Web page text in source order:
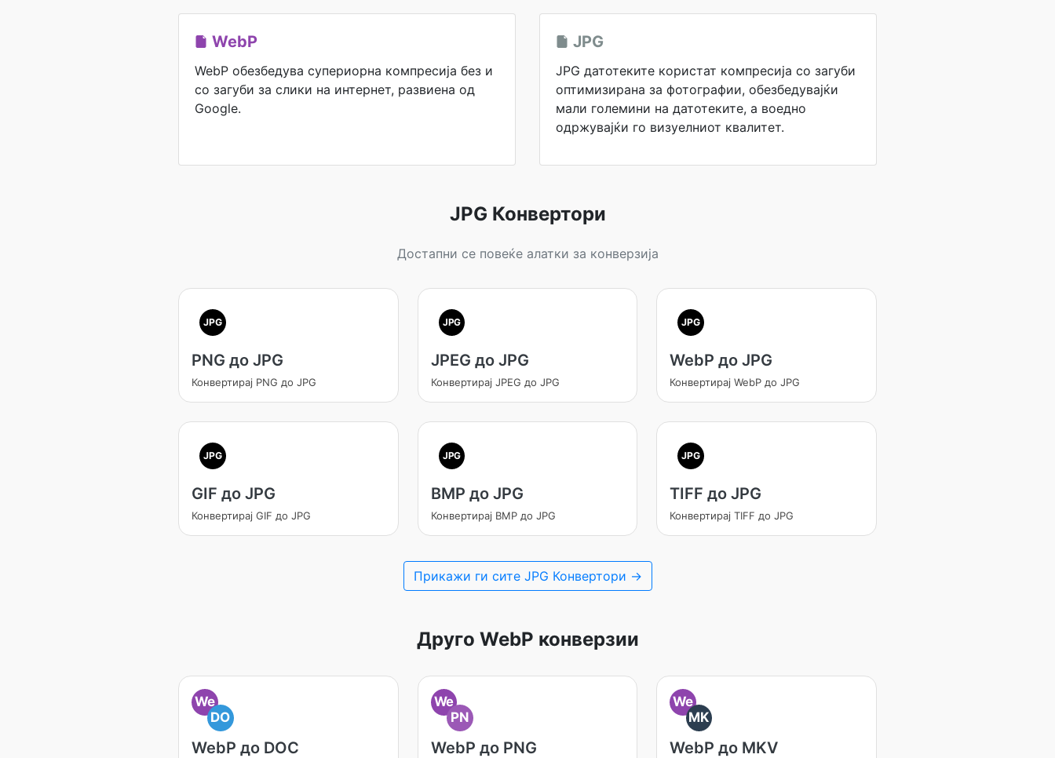
WebP
WebP обезбедува супериорна компресија без и
со загуби за слики на интернет, развиена од
Google.
JPG
JPG датотеките користат компресија со загуби
оптимизирана за фотографии, обезбедувајќи
мали големини на датотеките, а воедно
одржувајќи го визуелниот квалитет.
JPG Конвертори
Достапни се повеќе алатки за конверзија
JPG
PNG до JPG
Конвертирај PNG до JPG
JPG
JPEG до JPG
Конвертирај JPEG до JPG
JPG
WebP до JPG
Конвертирај WebP до JPG
JPG
GIF до JPG
Конвертирај GIF до JPG
JPG
BMP до JPG
Конвертирај BMP до JPG
JPG
TIFF до JPG
Конвертирај TIFF до JPG
Прикажи ги сите JPG Конвертори →
Друго WebP конверзии
We
DO
WebP до DOC
We
PN
WebP до PNG
We
MK
WebP до MKV